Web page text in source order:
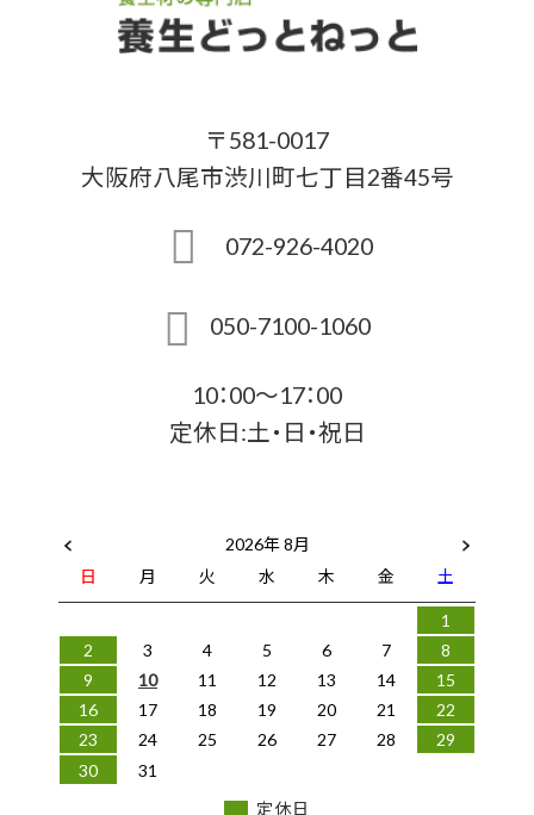
〒581-0017
大阪府八尾市渋川町七丁目2番45号
072-926-4020
050-7100-1060
10：00～17：00
定休日:土・日・祝日
2026年 8月
日
月 火 水 木 金
土
1
2
3 4 5 6 7
8
9
10 11 12 13 14
15
16
17 18 19 20 21
22
23
24 25 26 27 28
29
30
31
定休日